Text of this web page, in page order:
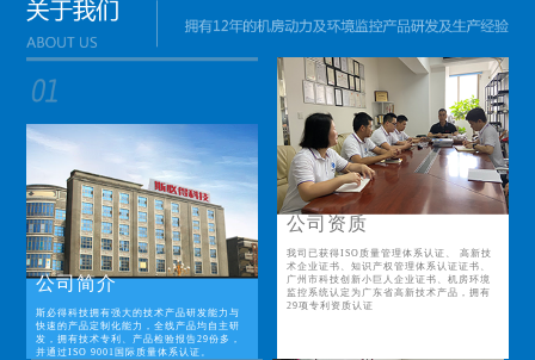
公司简介
斯必得科技拥有强大的技术产品研发能力与
快速的产品定制化能力，全线产品均自主研
发，拥有技术专利、产品检验报告29份多，
并通过ISO 9001国际质量体系认证。
公司资质
我司已获得ISO质量管理体系认证、 高新技
术企业证书、知识产权管理体系认证证书、
广州市科技创新小巨人企业证书、机房环境
监控系统认定为广东省高新技术产品，拥有
29项专利资质认证